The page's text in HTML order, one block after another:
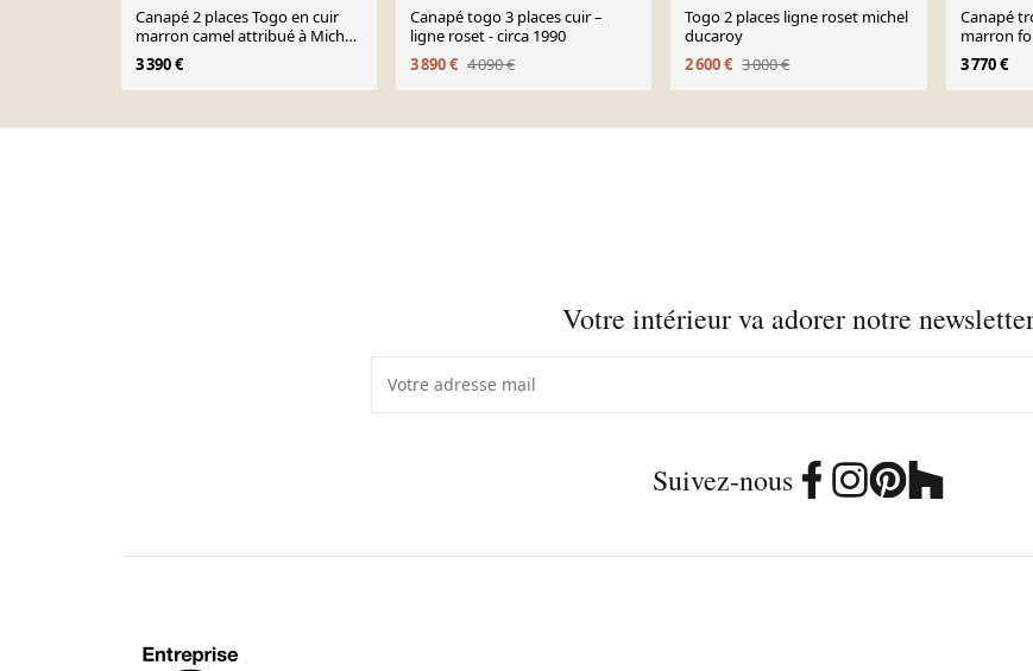
Canapé 2 places Togo en cuir
marron camel attribué à Michel
Ducaroy pour Ligne Roset
3 390 €
Canapé togo 3 places cuir –
ligne roset - circa 1990
3 890 € 4 090 €
Togo 2 places ligne roset michel
ducaroy
2 600 € 3 000 €
Canapé
marron
Ducaroy
3 770 €
Votre intérieur va adorer notre
Suivez-nous